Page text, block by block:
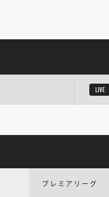
LIVE
プレミアリーグ